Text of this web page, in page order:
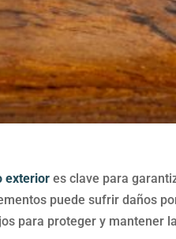
exterior es clave para
puede sufrir daños
para proteger y mantener